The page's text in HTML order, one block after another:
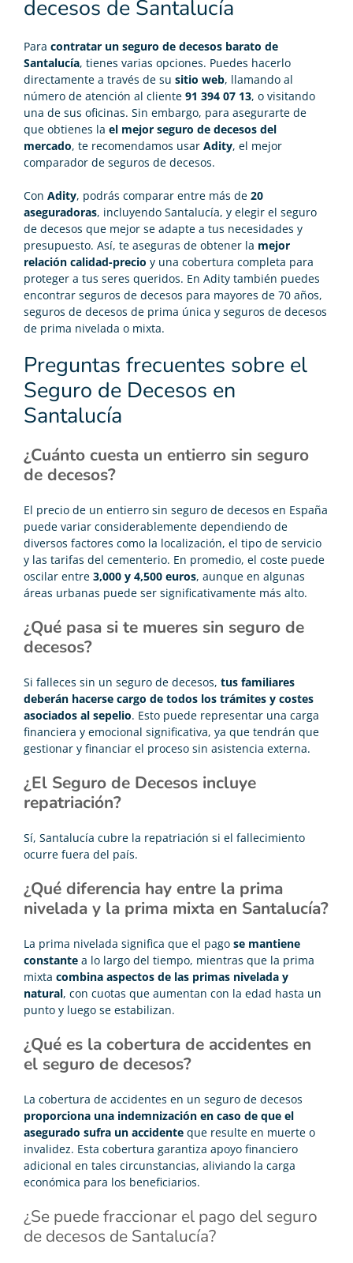
decesos de Santalucía
Para contratar un seguro de decesos barato de
Santalucía, tienes varias opciones. Puedes hacerlo
directamente a través de su sitio web, llamando al
número de atención al cliente 91 394 07 13, o visitando
una de sus oficinas. Sin embargo, para asegurarte de
que obtienes la el mejor seguro de decesos del
mercado, te recomendamos usar Adity, el mejor
comparador de seguros de decesos.
Con Adity, podrás comparar entre más de 20
aseguradoras, incluyendo Santalucía, y elegir el seguro
de decesos que mejor se adapte a tus necesidades y
presupuesto. Así, te aseguras de obtener la mejor
relación calidad-precio y una cobertura completa para
proteger a tus seres queridos. En Adity también puedes
encontrar seguros de decesos para mayores de 70 años,
seguros de decesos de prima única y seguros de decesos
de prima nivelada o mixta.
Preguntas frecuentes sobre el
Seguro de Decesos en
Santalucía
¿Cuánto cuesta un entierro sin seguro
de decesos?
El precio de un entierro sin seguro de decesos en España
puede variar considerablemente dependiendo de
diversos factores como la localización, el tipo de servicio
y las tarifas del cementerio. En promedio, el coste puede
oscilar entre 3,000 y 4,500 euros, aunque en algunas
áreas urbanas puede ser significativamente más alto.
¿Qué pasa si te mueres sin seguro de
decesos?
Si falleces sin un seguro de decesos, tus familiares
deberán hacerse cargo de todos los trámites y costes
asociados al sepelio. Esto puede representar una carga
financiera y emocional significativa, ya que tendrán que
gestionar y financiar el proceso sin asistencia externa.
¿El Seguro de Decesos incluye
repatriación?
Sí, Santalucía cubre la repatriación si el fallecimiento
ocurre fuera del país.
¿Qué diferencia hay entre la prima
nivelada y la prima mixta en Santalucía?
La prima nivelada significa que el pago se mantiene
constante a lo largo del tiempo, mientras que la prima
mixta combina aspectos de las primas nivelada y
natural, con cuotas que aumentan con la edad hasta un
punto y luego se estabilizan.
¿Qué es la cobertura de accidentes en
el seguro de decesos?
La cobertura de accidentes en un seguro de decesos
proporciona una indemnización en caso de que el
asegurado sufra un accidente que resulte en muerte o
invalidez. Esta cobertura garantiza apoyo financiero
adicional en tales circunstancias, aliviando la carga
económica para los beneficiarios.
¿Se puede fraccionar el pago del seguro
de decesos de Santalucía?